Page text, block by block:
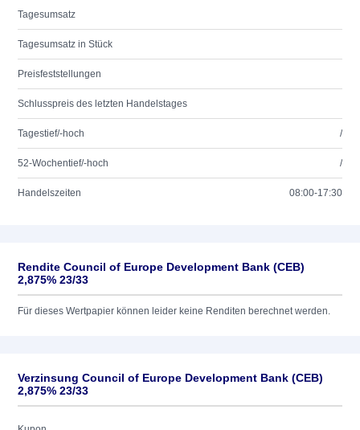
Tagesumsatz
Tagesumsatz in Stück
Preisfeststellungen
Schlusspreis des letzten Handelstages
Tagestief/-hoch /
52-Wochentief/-hoch /
Handelszeiten 08:00-17:30
Rendite Council of Europe Development Bank (CEB)
2,875% 23/33
Für dieses Wertpapier können leider keine Renditen berechnet werden.
Verzinsung Council of Europe Development Bank (CEB)
2,875% 23/33